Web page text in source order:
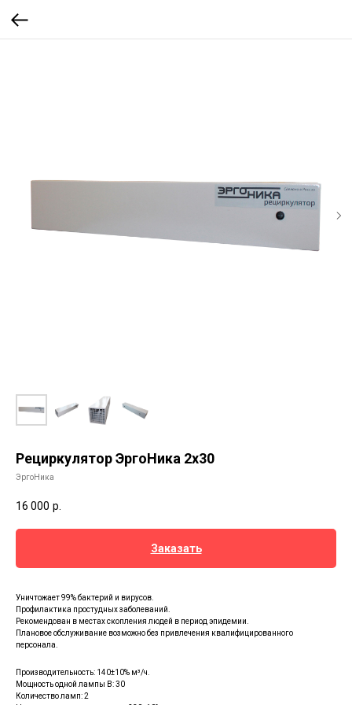
Рециркулятор ЭргоНика 2х30
ЭргоНика
16 000 р.
Заказать
Уничтожает 99% бактерий и вирусов.
Профилактика простудных заболеваний.
Рекомендован в местах скопления людей в период эпидемии.
Плановое обслуживание возможно без привлечения квалифицированного
персонала.
Производительность: 140±10% м³/ч.
Мощность одной лампы В: 30
Количество ламп: 2